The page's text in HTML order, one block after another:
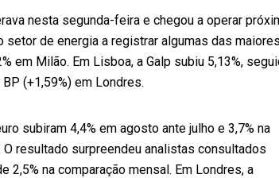
nesta segunda-feira e chegou a operar
setor de energia a registrar algumas das maiores
em Milão. Em Lisboa, a Galp subiu 5,13%,
(+1,59%) em Londres.
subiram 4,4% em agosto ante julho e 3,7% na
resultado surpreendeu analistas consultados
2,5% na comparação mensal. Em Londres, a